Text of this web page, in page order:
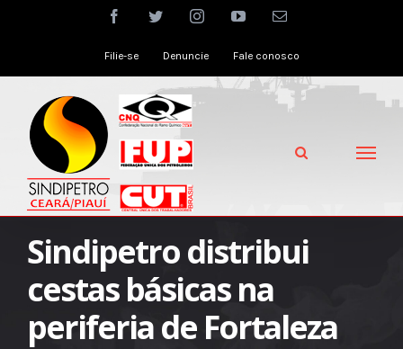
facebooktwitter instagramyoutubeEmail
Filie-se Denuncie Fale conosco
Sindipetro distribui
cestas básicas na
periferia de Fortaleza